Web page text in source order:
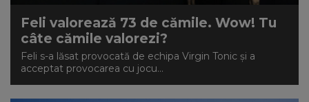
Feli valorează 73 de cămile. Wow! Tu
câte cămile valorezi?
Feli s-a lăsat provocată de echipa Virgin Tonic și a
acceptat provocarea cu jocu...